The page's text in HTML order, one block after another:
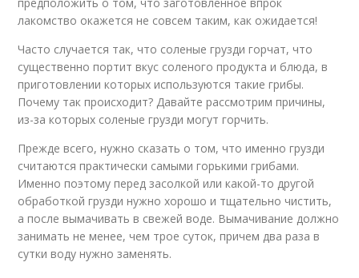
предположить о том, что заготовленное впрок
лакомство окажется не совсем таким, как ожидается!
Часто случается так, что соленые грузди горчат, что
существенно портит вкус соленого продукта и блюда, в
приготовлении которых используются такие грибы.
Почему так происходит? Давайте рассмотрим причины,
из-за которых соленые грузди могут горчить.
Прежде всего, нужно сказать о том, что именно грузди
считаются практически самыми горькими грибами.
Именно поэтому перед засолкой или какой-то другой
обработкой грузди нужно хорошо и тщательно чистить,
а после вымачивать в свежей воде. Вымачивание должно
занимать не менее, чем трое суток, причем два раза в
сутки воду нужно заменять.